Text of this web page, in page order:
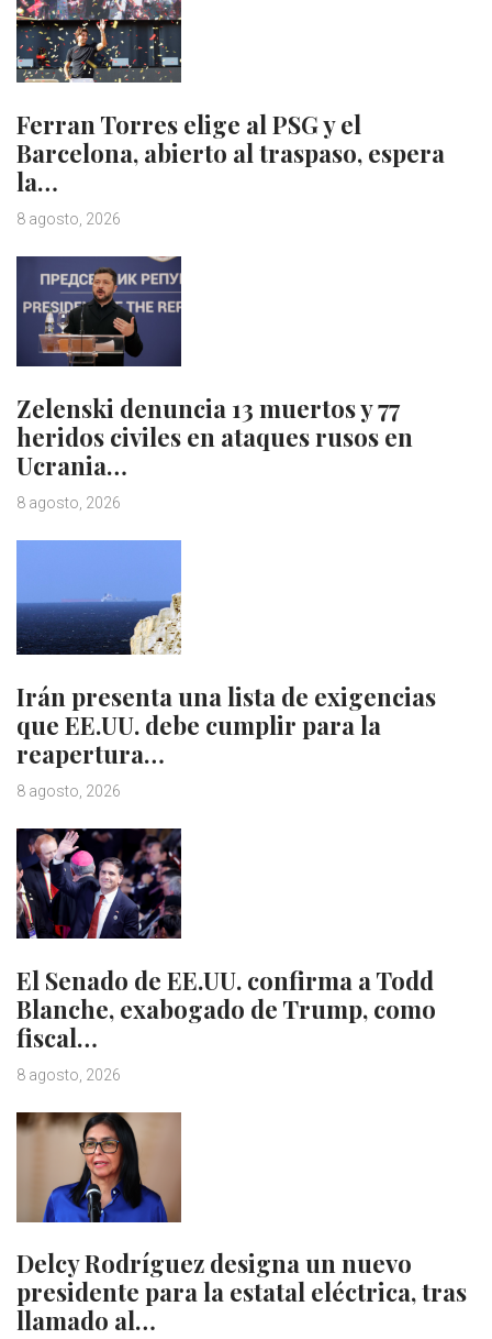
Ferran Torres elige al PSG y el
Barcelona, abierto al traspaso, espera
la…
8 agosto, 2026
Zelenski denuncia 13 muertos y 77
heridos civiles en ataques rusos en
Ucrania…
8 agosto, 2026
Irán presenta una lista de exigencias
que EE.UU. debe cumplir para la
reapertura…
8 agosto, 2026
El Senado de EE.UU. confirma a Todd
Blanche, exabogado de Trump, como
fiscal…
8 agosto, 2026
Delcy Rodríguez designa un nuevo
presidente para la estatal eléctrica, tras
llamado al…